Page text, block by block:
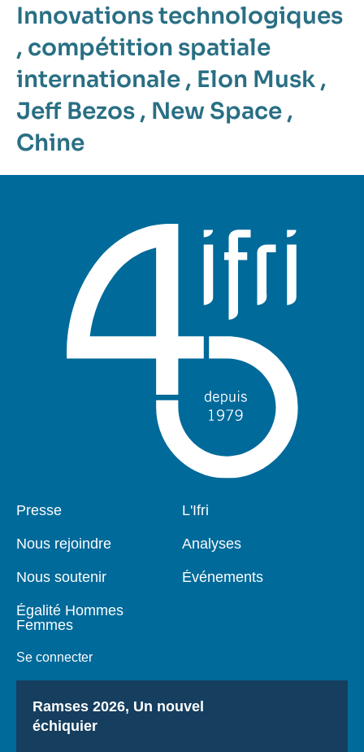
Innovations technologiques
, compétition spatiale
internationale , Elon Musk ,
Jeff Bezos , New Space ,
Chine
Pied
Presse
Nous rejoindre
Nous soutenir
Égalité Hommes
Femmes
Se connecter
Navigation
L'Ifri
Analyses
Événements
Titre
Ramses 2026, Un nouvel
échiquier